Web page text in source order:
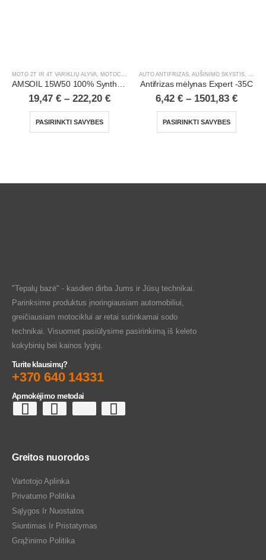
MOTO 2T IR 4T VARIKLIŲ ALYVA, MOTOCIKLAI, ATV/UTV ,SUNKUSIS TRANSPORTAS
AMSOIL 15W50 100% Synthetic Metric Motorcycle Oil
19,47 € – 222,20 €
PASIRINKTI SAVYBES
AUTO ANTIFRIZAS, AUŠINIMO SKYSTIS, H/D
Antifrizas mėlynas Expert -35C
6,42 € – 1501,83 €
PASIRINKTI SAVYBES
"Tepalų bazė" - kasdien dirba Jums ir Jūsų technikai.
Parinksime produktus įnoringiausiam automobiliui,
greičiausiam motociklui ar retai sutinkamai sodo
technikai. Visuomet pasiūlysime pasirinkimą iš keleto
kokybinių bei kainos lygių.
Turite klausimų?
+370 640 14331
Apmokėjimo metodai
Greitos nuorodos
Vartotojo Aplinka
Privatumo Politika
Sąlygos Ir Nuostatos
Siuntimas Ir Pristatymas
Grąžinimo Politika